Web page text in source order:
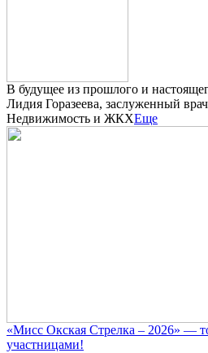
В будущее из прошлого и
Лидия Горазеева, заслуженный
Недвижимость и ЖКХЕще
«Мисс Окская Стрелка – 2026» —
участницами!